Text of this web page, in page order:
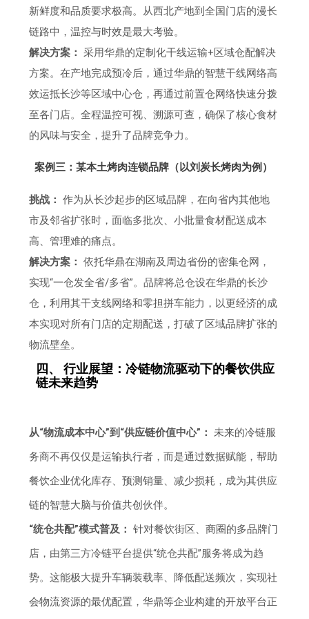
新鲜度和品质要求极高。从西北产地到全国门店的漫长
链路中，温控与时效是最大考验。
解决方案： 采用华鼎的定制化干线运输+区域仓配解决
方案。在产地完成预冷后，通过华鼎的智慧干线网络高
效运抵长沙等区域中心仓，再通过前置仓网络快速分拨
至各门店。全程温控可视、溯源可查，确保了核心食材
的风味与安全，提升了品牌竞争力。
案例三：某本土烤肉连锁品牌（以刘炭长烤肉为例）
挑战： 作为从长沙起步的区域品牌，在向省内其他地
市及邻省扩张时，面临多批次、小批量食材配送成本
高、管理难的痛点。
解决方案： 依托华鼎在湖南及周边省份的密集仓网，
实现“一仓发全省/多省”。品牌将总仓设在华鼎的长沙
仓，利用其干支线网络和零担拼车能力，以更经济的成
本实现对所有门店的定期配送，打破了区域品牌扩张的
物流壁垒。
四、 行业展望：冷链物流驱动下的餐饮供应
链未来趋势
从“物流成本中心”到“供应链价值中心”： 未来的冷链服
务商不再仅仅是运输执行者，而是通过数据赋能，帮助
餐饮企业优化库存、预测销量、减少损耗，成为其供应
链的智慧大脑与价值共创伙伴。
“统仓共配”模式普及： 针对餐饮街区、商圈的多品牌门
店，由第三方冷链平台提供“统仓共配”服务将成为趋
势。这能极大提升车辆装载率、降低配送频次，实现社
会物流资源的最优配置，华鼎等企业构建的开放平台正